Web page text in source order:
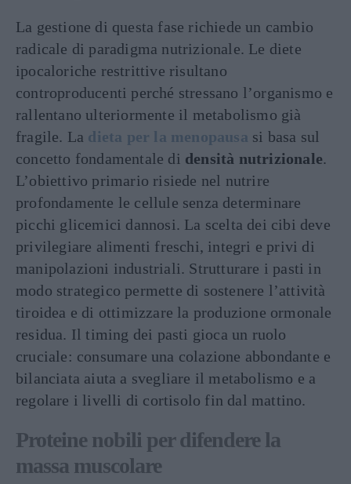
La gestione di questa fase richiede un cambio
radicale di paradigma nutrizionale. Le diete
ipocaloriche restrittive risultano
controproducenti perché stressano l’organismo e
rallentano ulteriormente il metabolismo già
fragile. La dieta per la menopausa si basa sul
concetto fondamentale di densità nutrizionale.
L’obiettivo primario risiede nel nutrire
profondamente le cellule senza determinare
picchi glicemici dannosi. La scelta dei cibi deve
privilegiare alimenti freschi, integri e privi di
manipolazioni industriali. Strutturare i pasti in
modo strategico permette di sostenere l’attività
tiroidea e di ottimizzare la produzione ormonale
residua. Il timing dei pasti gioca un ruolo
cruciale: consumare una colazione abbondante e
bilanciata aiuta a svegliare il metabolismo e a
regolare i livelli di cortisolo fin dal mattino.
Proteine nobili per difendere la
massa muscolare